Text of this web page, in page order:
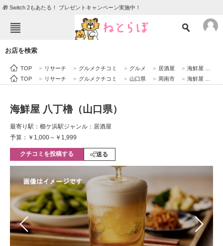
🎁 Switch 2もあたる！ プレゼントキャンペーン実施中！
エンタメ クイズ
住まい 教育・育児
動物
会員記事
メディア
注目記事を集めた総合ページ
ITの今と未来を見通す
スマホと通信の最新トレンド
お店を検索
TOP > リサーチ > グルメクチコミ > グルメ > 居酒屋 > 海鮮屋 八丁櫓（山口県）
TOP
> リサーチ > グルメクチコミ > 山口県 > 周南市 > 海鮮屋 八丁櫓（山口県）
海鮮屋 八丁櫓（山口県）
最寄り駅：櫛ケ浜駅ジャンル：居酒屋
予算：￥1,000～￥1,999
クチコミを投稿する 送る